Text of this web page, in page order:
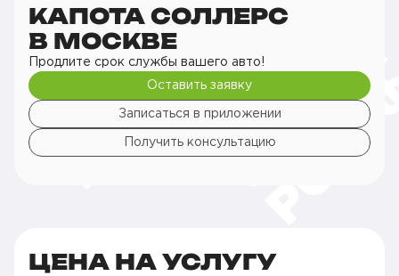
КАПОТА СОЛЛЕРС
В МОСКВЕ
Продлите срок службы вашего авто!
Оставить заявку
Записаться в приложении
Получить консультацию
ЦЕНА НА УСЛУГУ